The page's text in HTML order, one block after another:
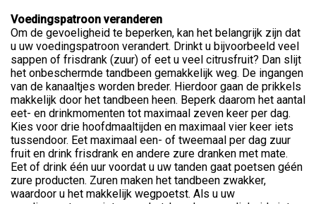
Voedingspatroon veranderen
Om de gevoeligheid te beperken, kan het belangrijk zijn dat
u uw voedingspatroon verandert. Drinkt u bijvoorbeeld veel
sappen of frisdrank (zuur) of eet u veel citrusfruit? Dan slijt
het onbeschermde tandbeen gemakkelijk weg. De ingangen
van de kanaaltjes worden breder. Hierdoor gaan de prikkels
makkelijk door het tandbeen heen. Beperk daarom het aantal
eet- en drinkmomenten tot maximaal zeven keer per dag.
Kies voor drie hoofdmaaltijden en maximaal vier keer iets
tussendoor. Eet maximaal een- of tweemaal per dag zuur
fruit en drink frisdrank en andere zure dranken met mate.
Eet of drink één uur voordat u uw tanden gaat poetsen géén
zure producten. Zuren maken het tandbeen zwakker,
waardoor u het makkelijk wegpoetst. Als u uw